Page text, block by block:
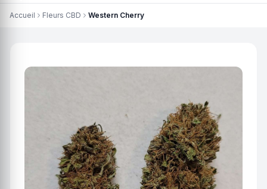
Accueil Fleurs CBD Western Cherry